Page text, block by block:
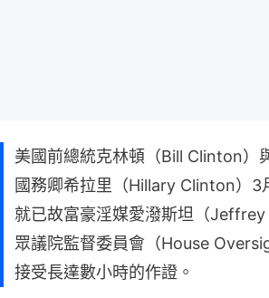
美國前總統克林頓（Bill Clinton）
國務卿希拉里（Hillary Clinton）3
就已故富豪淫媒愛潑斯坦（
眾議院監督委員會（House
接受長達數小時的作證。